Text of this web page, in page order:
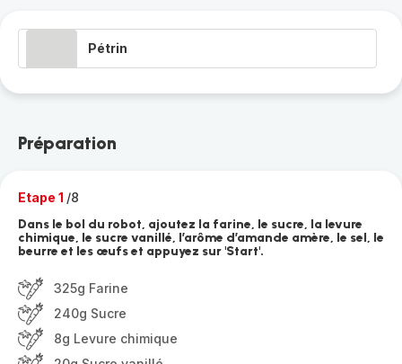
Pétrin
Préparation
Etape 1 /8
Dans le bol du robot, ajoutez la farine, le sucre, la levure
chimique, le sucre vanillé, l’arôme d’amande amère, le sel, le
beurre et les œufs et appuyez sur 'Start'.
325g Farine
240g Sucre
8g Levure chimique